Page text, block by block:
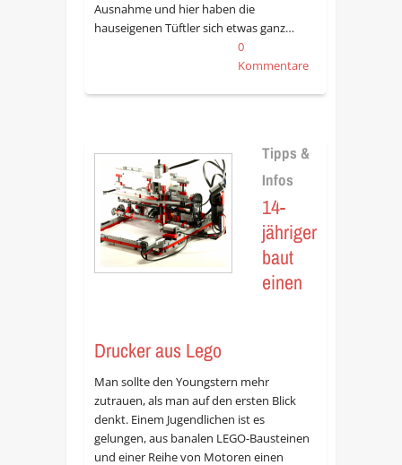
Ausnahme und hier haben die
hauseigenen Tüftler sich etwas ganz…
0
Kommentare
Tipps &
Infos
14-
jähriger
baut
einen
Drucker aus Lego
Man sollte den Youngstern mehr
zutrauen, als man auf den ersten Blick
denkt. Einem Jugendlichen ist es
gelungen, aus banalen LEGO-Bausteinen
und einer Reihe von Motoren einen